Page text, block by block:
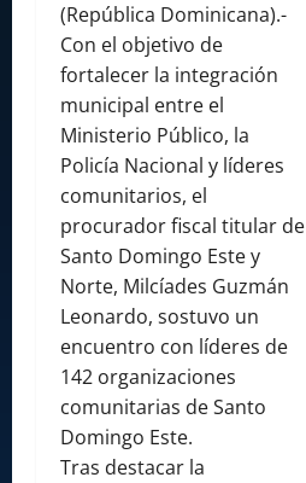
(República Dominicana).-
Con el objetivo de
fortalecer la integración
municipal entre el
Ministerio Público, la
Policía Nacional y líderes
comunitarios, el
procurador fiscal titular de
Santo Domingo Este y
Norte, Milcíades Guzmán
Leonardo, sostuvo un
encuentro con líderes de
142 organizaciones
comunitarias de Santo
Domingo Este.
Tras destacar la